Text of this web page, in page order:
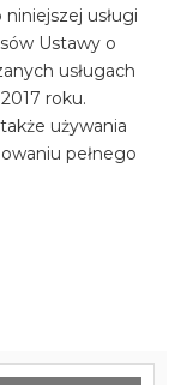
usługi
Ustawy o
usługach
roku.
używania
pełnego